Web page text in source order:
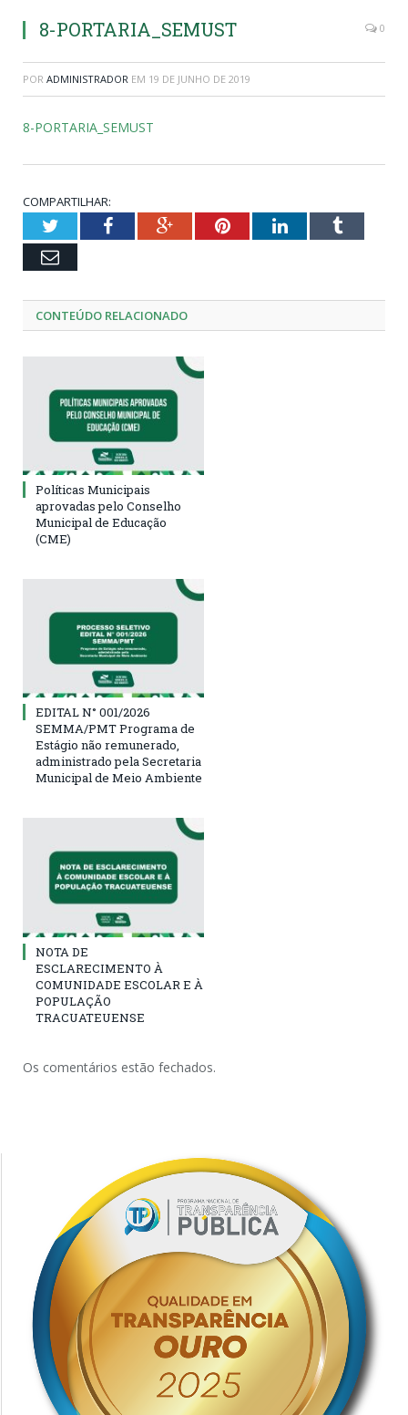
8-PORTARIA_SEMUST 0
POR ADMINISTRADOR EM 19 DE JUNHO DE 2019
8-PORTARIA_SEMUST
COMPARTILHAR:
TwitterFacebookGoogle+PinterestLinkedInTumblr
Email
CONTEÚDO RELACIONADO
Políticas Municipais
aprovadas pelo Conselho
Municipal de Educação
(CME)
EDITAL N° 001/2026
SEMMA/PMT Programa de
Estágio não remunerado,
administrado pela Secretaria
Municipal de Meio Ambiente
NOTA DE
ESCLARECIMENTO À
COMUNIDADE ESCOLAR E À
POPULAÇÃO
TRACUATEUENSE
Os comentários estão fechados.